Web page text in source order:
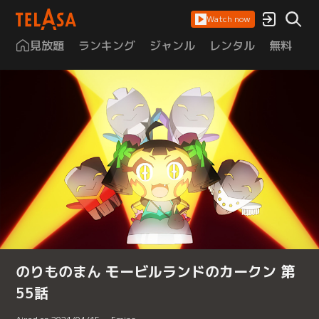
Watch now
見放題 ランキング ジャンル レンタル 無料
のりものまん モービルランドのカークン 第
55話